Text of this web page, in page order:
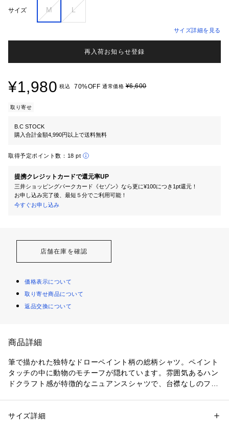
サイズ M L
サイズ詳細を見る
再入荷お知らせ登録
¥1,980 税込 70%OFF 通常価格¥6,600
取り寄せ
B.C STOCK
購入合計金額4,990円以上で送料無料
取得予定ポイント数： 18 pt
提携クレジットカードで還元率UP
三井ショッピングパークカード《セゾン》なら更に¥100につき1pt還元！
お申し込み完了後、最短５分でご利用可能！
今すぐお申し込み
店舗在庫を確認
価格表示について
取り寄せ商品について
返品交換について
商品詳細
筆で描かれた独特なドローペイント柄の総柄シャツ。ペイント
タッチの中に動物のモチーフが隠れています。雰囲気あるハン
ドクラフト感が特徴的なニュアンスシャツで、台襟なしのフレ
レンドの“とろみ感”のあるポリエステルで、イージーケアなう
性別：メンズ
サイズ詳細